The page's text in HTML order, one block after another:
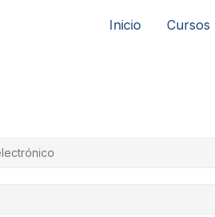
Inicio Cursos